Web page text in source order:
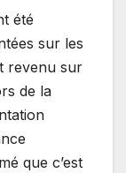
été
sur les
revenu sur
de la
que c’est